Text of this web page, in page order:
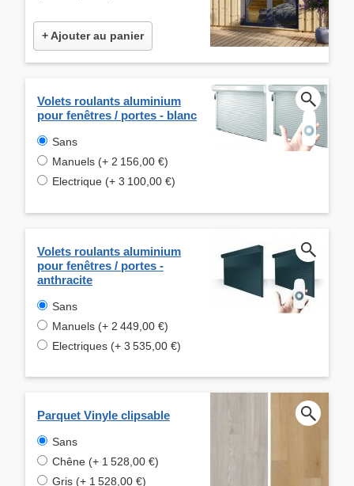
+ Ajouter au panier
Volets roulants aluminium
pour fenêtres / portes - blanc
Sans
Manuels (+ 2 156,00 €)
Electrique (+ 3 100,00 €)
Volets roulants aluminium
pour fenêtres / portes -
anthracite
Sans
Manuels (+ 2 449,00 €)
Electriques (+ 3 535,00 €)
Parquet Vinyle clipsable
Sans
Chêne (+ 1 528,00 €)
Gris (+ 1 528,00 €)